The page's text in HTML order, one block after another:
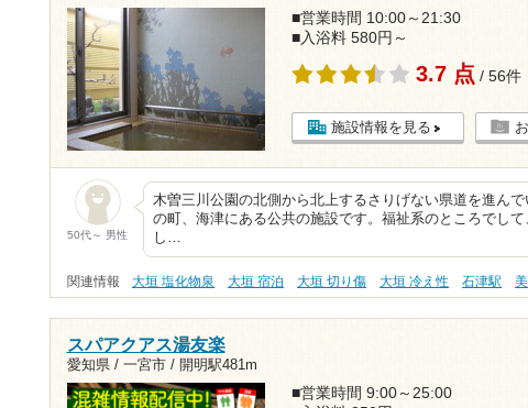
■営業時間 10:00～21:30
■入浴料 580円～
3.7 点 / 56件
施設情報を見る
50代～ 男性
木曽三川公園の北側から北上するさりげない県道を進ん
の町、海津にある公共の施設です。福祉系のところでし
し…
関連情報 大垣 塩化物泉 大垣 宿泊 大垣 切り傷 大垣 冷え性 石津駅
スパアクアス湯友楽
愛知県 / 一宮市 / 開明駅481m
■営業時間 9:00～25:00